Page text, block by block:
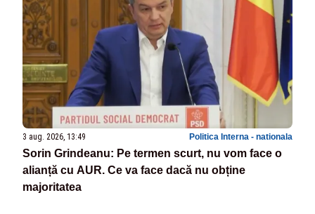
3 aug. 2026, 13:49 Politica Interna - nationala
Sorin Grindeanu: Pe termen scurt, nu vom face o
alianță cu AUR. Ce va face dacă nu obține
majoritatea